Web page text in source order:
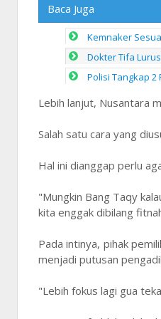
Baca Juga
Kemnaker
Dokter Tifa
Polisi Tangkap
Lebih lanjut, Nusantara
Salah satu cara yang
Hal ini dianggap perlu
"Mungkin Bang Taqy
kita enggak dibilang
Pada intinya, pihak
menjadi putusan
"Lebih fokus lagi gua